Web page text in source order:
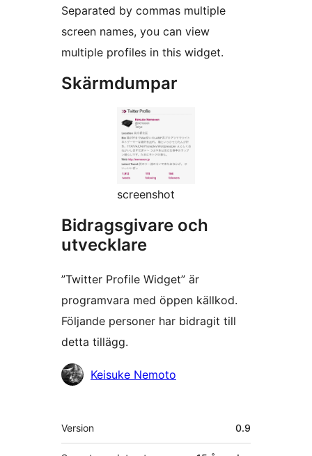
Separated by commas multiple
screen names, you can view
multiple profiles in this widget.
Skärmdumpar
screenshot
Bidragsgivare och
utvecklare
”Twitter Profile Widget” är
programvara med öppen källkod.
Följande personer har bidragit till
detta tillägg.
BidragandeKeisuke Nemoto
Meta
Version 0.9